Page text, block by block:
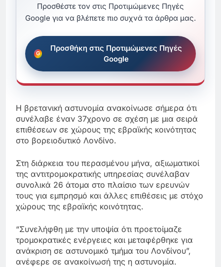
Προσθέστε τον στις Προτιμώμενες Πηγές
Google για να βλέπετε πιο συχνά τα άρθρα μας.
Προσθήκη στις Προτιμώμενες Πηγές
Google
Η βρετανική αστυνομία ανακοίνωσε σήμερα ότι
συνέλαβε έναν 37χρονο σε σχέση με μια σειρά
επιθέσεων σε χώρους της εβραϊκής κοινότητας
στο βορειοδυτικό Λονδίνο.
Στη διάρκεια του περασμένου μήνα, αξιωματικοί
της αντιτρομοκρατικής υπηρεσίας συνέλαβαν
συνολικά 26 άτομα στο πλαίσιο των ερευνών
τους για εμπρησμό και άλλες επιθέσεις με στόχο
χώρους της εβραϊκής κοινότητας.
“Συνελήφθη με την υποψία ότι προετοίμαζε
τρομοκρατικές ενέργειες και μεταφέρθηκε για
ανάκριση σε αστυνομικό τμήμα του Λονδίνου”,
ανέφερε σε ανακοίνωσή της η αστυνομία.